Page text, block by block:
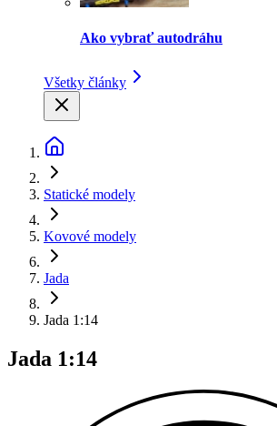
Ako vybrať autodráhu
Všetky články
Statické modely
Kovové modely
Jada
Jada 1:14
Jada 1:14